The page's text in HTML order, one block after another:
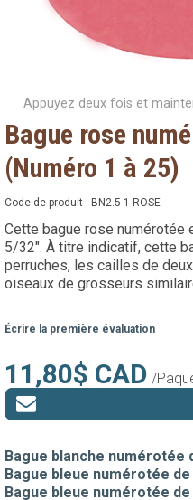
Appuyez deux fois et
Bague rose
(Numéro 1 à 25)
Code de produit : BN2.5-1 ROSE
Cette bague rose numérotée
5/32". À titre indicatif, cette
perruches, les cailles de
oiseaux de grosseurs
Écrire la première évaluation
11,80$ CAD /
Bague blanche numérotée
Bague bleue numérotée
Bague bleue numérotée